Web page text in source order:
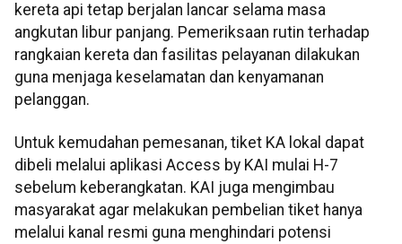
kereta api tetap berjalan lancar selama masa
angkutan libur panjang. Pemeriksaan rutin terhadap
rangkaian kereta dan fasilitas pelayanan dilakukan
guna menjaga keselamatan dan kenyamanan
pelanggan.
Untuk kemudahan pemesanan, tiket KA lokal dapat
dibeli melalui aplikasi Access by KAI mulai H-7
sebelum keberangkatan. KAI juga mengimbau
masyarakat agar melakukan pembelian tiket hanya
melalui kanal resmi guna menghindari potensi